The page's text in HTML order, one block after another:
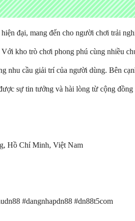
đại, mang đến cho người chơi trải
Với kho trò chơi phong phú cùng nhiều
nhu cầu giải trí của người dùng. Bên
sự tin tưởng và hài lòng từ cộng
Hồ Chí Minh, Việt Nam
#dangnhapdn88 #dn88t5com